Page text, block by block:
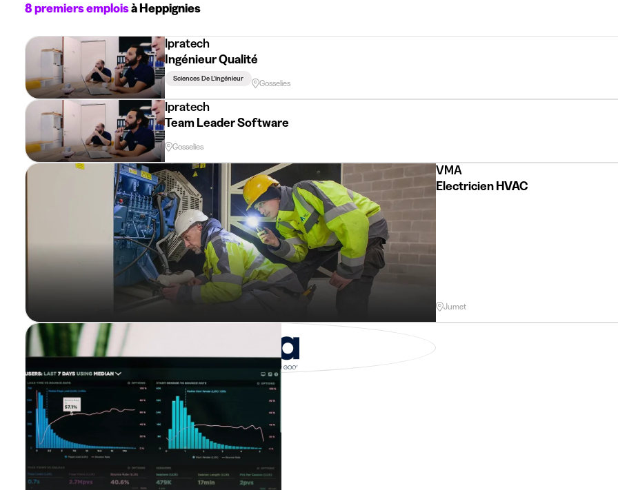
8 premiers emploisà Heppignies
Ipratech
Ingénieur Qualité
Sciences De L'ingénieur Gosselies
Ipratech
Team Leader Software
Gosselies
VMA
Electricien HVAC
Jumet
Automation Engineer